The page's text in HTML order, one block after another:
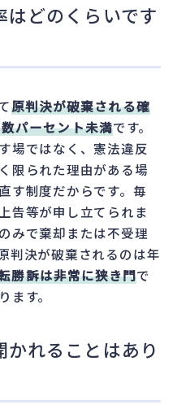
どのくらいです
原判決が破棄される確
パーセント未満です。
場ではなく、憲法違反
限られた理由がある場
す制度だからです。毎
告等が申し立てられま
みで棄却または不受理
判決が破棄されるのは年
勝訴は非常に狭き門で
す。
れることはあり